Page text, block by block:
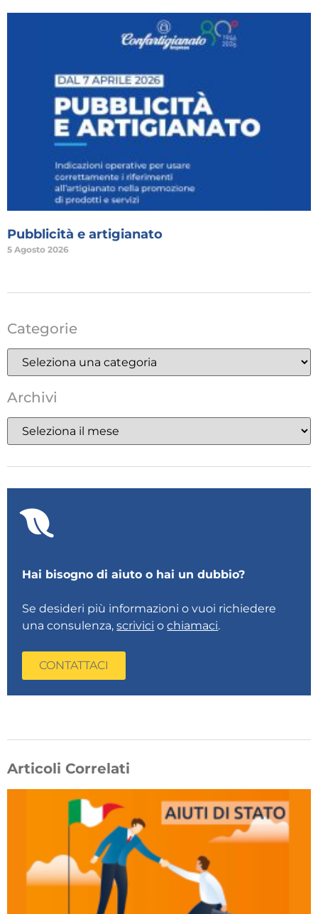
Pubblicità e artigianato
5 Agosto 2026
Categorie
Archivi
Hai bisogno di aiuto o hai un dubbio?
Se desideri più informazioni o vuoi richiedere
una consulenza,scrivici ochiamaci.
CONTATTACI
Articoli Correlati